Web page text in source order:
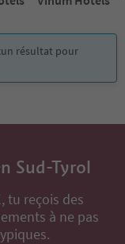
résultat pour
Sud-Tyrol
tu reçois des
à ne pas